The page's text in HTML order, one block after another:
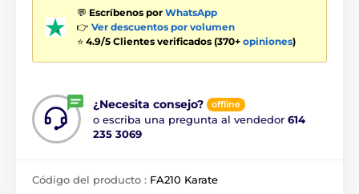
💬 Escríbenos por WhatsApp
👉 Ver descuentos por volumen
⭐ 4.9/5 Clientes verificados (370+ opiniones)
¿Necesita consejo? offline
o escriba una pregunta al vendedor 614
235 3069
Código del producto : FA210 Karate